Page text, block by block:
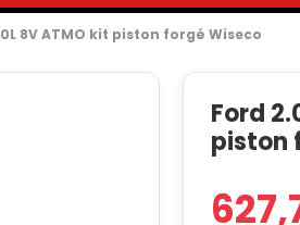
8V ATMO kit piston forgé Wiseco
Ford
piston